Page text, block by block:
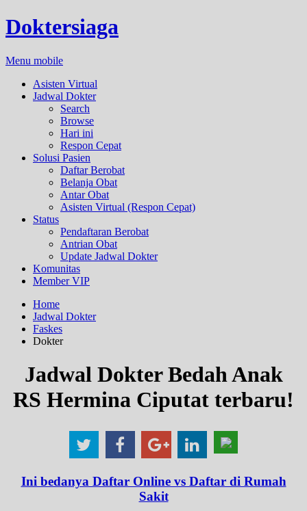
Doktersiaga
Menu mobile
Asisten Virtual
Jadwal Dokter
Search
Browse
Hari ini
Respon Cepat
Solusi Pasien
Daftar Berobat
Belanja Obat
Antar Obat
Asisten Virtual (Respon Cepat)
Status
Pendaftaran Berobat
Antrian Obat
Update Jadwal Dokter
Komunitas
Member VIP
Home
Jadwal Dokter
Faskes
Dokter
Jadwal Dokter Bedah Anak
RS Hermina Ciputat terbaru!
Ini bedanya Daftar Online vs Daftar di Rumah
Sakit